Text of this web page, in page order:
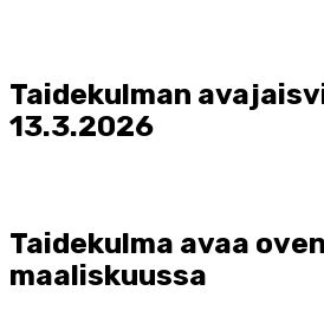
Taidekulman
13.3.2026
Taidekulma avaa
maaliskuussa